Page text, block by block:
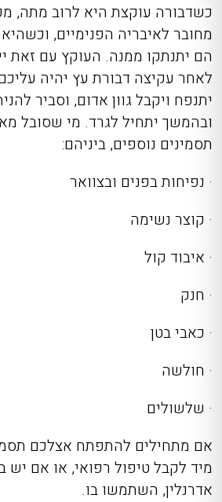
כשדבורה עוקצת היא לרוב מתה,
מחובר לאיבריה הפנימיים,
הם יתנתקו ממנה. העוקץ עם זאת
לאחר עקיצה דבורת עץ יהיה
יתנפח ויקבל גוון אדום, וסביר
ובהמשך יתחיל לגרד. מי שסובל
תסמינים נוספים, ביניהם:
· נפיחות בפנים ובצוואר
· קוצר נשימה
· איבוד קול
· חנק
· כאבי בטן
· חולשה
· שלשולים
אם מתחילים להתפתח אצלכם
מיד לקבל טיפול רפואי, או אם יש
אדרנלין, השתמשו בו.